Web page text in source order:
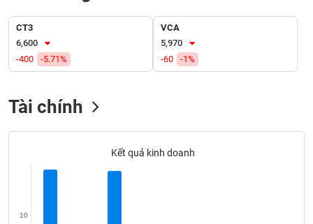
CT3
6,600
-400
-5.71%
VCA
5,970
-60
-1%
Tài chính
Kết quả kinh doanh
10
SỨC
KHỎE
TÀI
THÔNG